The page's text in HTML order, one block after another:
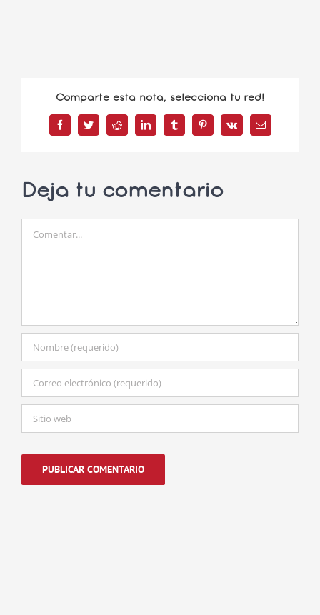
Comparte esta nota, selecciona tu red!
FacebookTwitterReddit LinkedInTumblrPinterest
Vk
Correo
electrónico
Deja tu comentario